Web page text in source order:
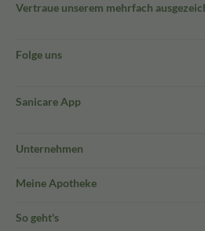
Vertraue unserem mehrfach
Folge uns
Sanicare App
Unternehmen
Meine Apotheke
So geht's